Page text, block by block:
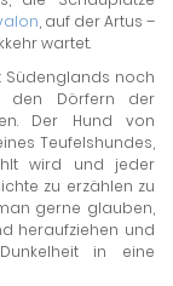
, auf der Artus –
wartet.
Südenglands noch
den Dörfern der
Der Hund von
Teufelshundes,
wird und jeder
zu erzählen zu
gerne glauben,
heraufziehen und
in eine